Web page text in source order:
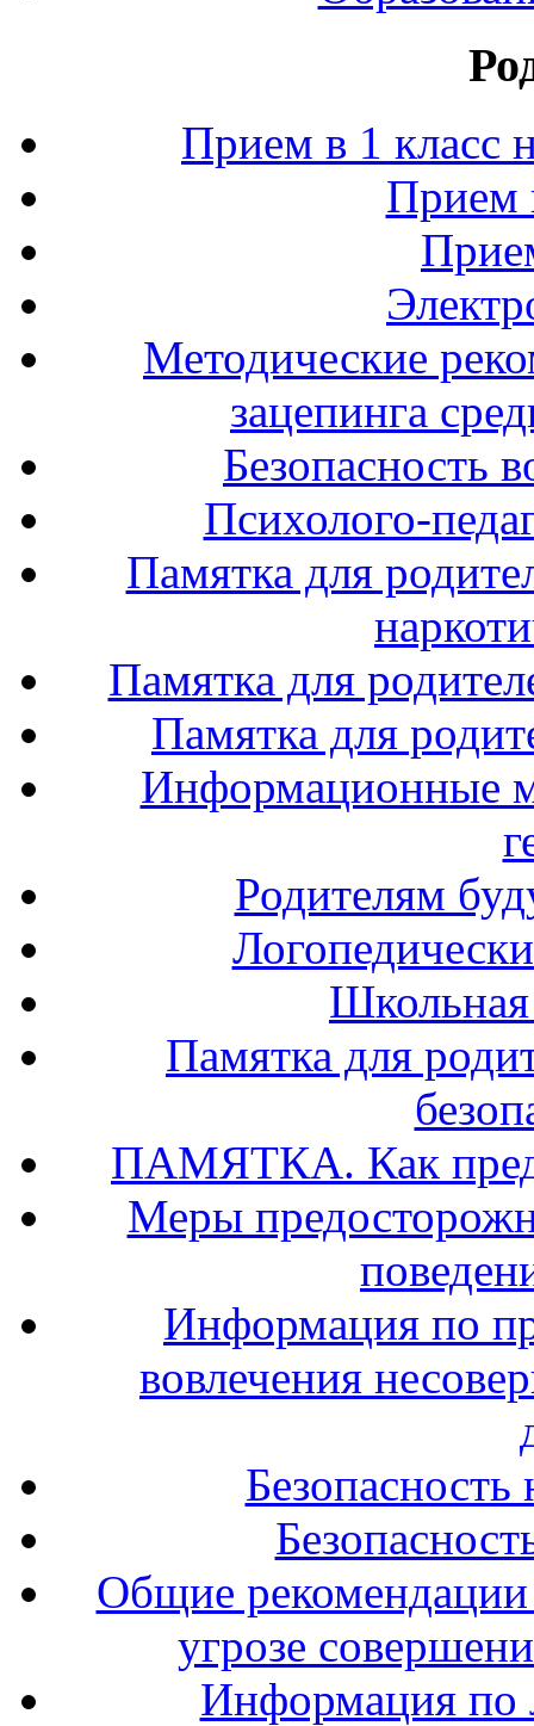
Прием в 1 класс
Прием
Методические
зацепинга
Безопасность
Психолого-
Памятка для
Памятка для
Памятка для
Информационные
Родителям
Памятка для
ПАМЯТКА. Как
Меры
Информация по
вовлечения
Безопасность
Общие
угрозе
Информация по